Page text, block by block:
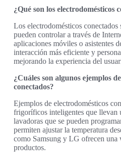
¿Qué son los electrodomésticos
Los electrodomésticos
pueden controlar a través de
aplicaciones móviles o asistentes
interacción más eficiente y
mejorando la experiencia del
¿Cuáles son algunos ejemplos
conectados?
Ejemplos de electrodomésticos
frigoríficos inteligentes que llevan
lavadoras que se pueden
permiten ajustar la temperatura
como Samsung y LG ofrecen una
productos.